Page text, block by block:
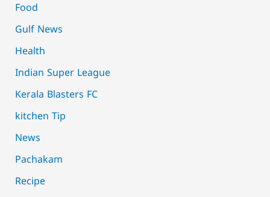
Food
Gulf News
Health
Indian Super League
Kerala Blasters FC
kitchen Tip
News
Pachakam
Recipe